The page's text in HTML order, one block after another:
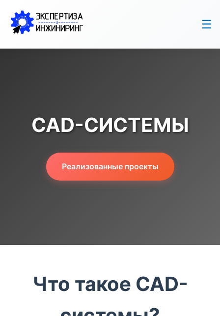
☰
CAD-СИСТЕМЫ
Реализованные проекты
Что такое CAD-